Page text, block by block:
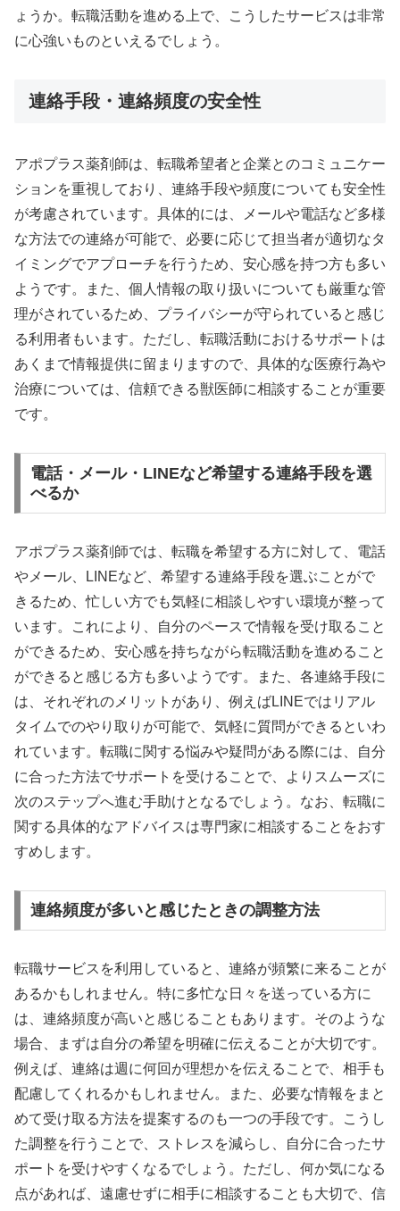
ょうか。転職活動を進める上で、こうしたサービスは非常
に心強いものといえるでしょう。
連絡手段・連絡頻度の安全性
アポプラス薬剤師は、転職希望者と企業とのコミュニケー
ションを重視しており、連絡手段や頻度についても安全性
が考慮されています。具体的には、メールや電話など多様
な方法での連絡が可能で、必要に応じて担当者が適切なタ
イミングでアプローチを行うため、安心感を持つ方も多い
ようです。また、個人情報の取り扱いについても厳重な管
理がされているため、プライバシーが守られていると感じ
る利用者もいます。ただし、転職活動におけるサポートは
あくまで情報提供に留まりますので、具体的な医療行為や
治療については、信頼できる獣医師に相談することが重要
です。
電話・メール・LINEなど希望する連絡手段を選
べるか
アポプラス薬剤師では、転職を希望する方に対して、電話
やメール、LINEなど、希望する連絡手段を選ぶことがで
きるため、忙しい方でも気軽に相談しやすい環境が整って
います。これにより、自分のペースで情報を受け取ること
ができるため、安心感を持ちながら転職活動を進めること
ができると感じる方も多いようです。また、各連絡手段に
は、それぞれのメリットがあり、例えばLINEではリアル
タイムでのやり取りが可能で、気軽に質問ができるといわ
れています。転職に関する悩みや疑問がある際には、自分
に合った方法でサポートを受けることで、よりスムーズに
次のステップへ進む手助けとなるでしょう。なお、転職に
関する具体的なアドバイスは専門家に相談することをおす
すめします。
連絡頻度が多いと感じたときの調整方法
転職サービスを利用していると、連絡が頻繁に来ることが
あるかもしれません。特に多忙な日々を送っている方に
は、連絡頻度が高いと感じることもあります。そのような
場合、まずは自分の希望を明確に伝えることが大切です。
例えば、連絡は週に何回が理想かを伝えることで、相手も
配慮してくれるかもしれません。また、必要な情報をまと
めて受け取る方法を提案するのも一つの手段です。こうし
た調整を行うことで、ストレスを減らし、自分に合ったサ
ポートを受けやすくなるでしょう。ただし、何か気になる
点があれば、遠慮せずに相手に相談することも大切で、信